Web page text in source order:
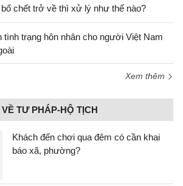
chết trở về thì xử lý như thế nào?
tình trạng hôn nhân cho người Việt Nam
Xem thêm
TƯ PHÁP-HỘ TỊCH
Khách đến chơi qua đêm có cần khai
báo xã, phường?